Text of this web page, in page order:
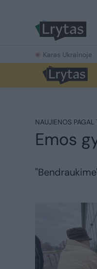
Karas Ukrainoje
NAUJIENOS PAGAL
Emos